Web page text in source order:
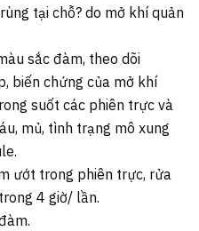
tại chỗ? do mở khí quản
sắc đàm, theo dõi
biến chứng của mở khí
suốt các phiên trực và
mủ, tình trạng mô xung
ướt trong phiên trực, rửa
4 giờ/ lần.